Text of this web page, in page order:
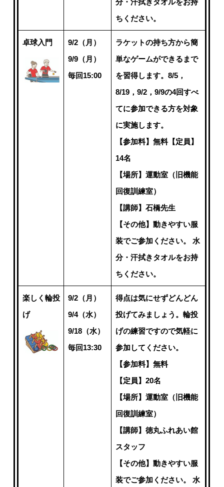
分・汗拭きタオルをお持
ちください。
卓球入門
9/2（月）
9/9（月）
毎回15:00
ラケットの持ち方から簡
単なゲームができるまで
を習得します。8/5，
8/19，9/2，9/9の4回すべ
てに参加できる方を対象
に実施します。
【参加料】無料【定員】
14名
【場所】運動室（旧機能
回復訓練室）
【講師】石橋先生
【その他】動きやすい服
装でご参加ください。 水
分・汗拭きタオルをお持
ちください。
楽しく輪投
げ
9/2（月）
9/4（水）
9/18（水）
毎回13:30
得点は気にせずどんどん
投げてみましょう。輪投
げの練習ですので気軽に
参加してください。
【参加料】無料
【定員】20名
【場所】運動室（旧機能
回復訓練室）
【講師】徳丸ふれあい館
スタッフ
【その他】動きやすい服
装でご参加ください。 水